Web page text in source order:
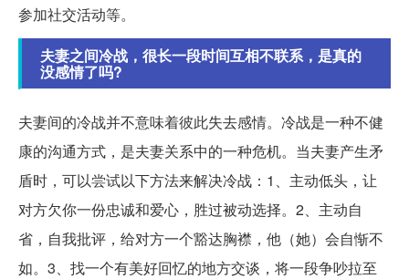
参加社交活动等。
夫妻之间冷战，很长一段时间互相不联系，是真的
没感情了吗?
夫妻间的冷战并不意味着彼此失去感情。冷战是一种不健
康的沟通方式，是夫妻关系中的一种危机。当夫妻产生矛
盾时，可以尝试以下方法来解决冷战：1、主动低头，让
对方欠你一份忠诚和爱心，胜过被动选择。2、主动自
省，自我批评，给对方一个豁达胸襟，他（她）会自惭不
如。3、找一个有美好回忆的地方交谈，将一段争吵拉至